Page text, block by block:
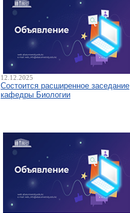
12.12.2025
Состоится расширенное заседание
кафедры Биологии